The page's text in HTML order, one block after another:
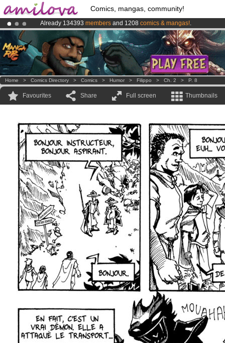
Comics, mangas, community!
Already 134393 members and 1208 comics & mangas!.
AmilovaKickstarter is now LIVE!.
Premium membership from3.95 euros per month !Get membership
Home > Comics Directory > Comics > Humor > Filippo > Ch. 2 > P. 8
Favourites Share Full screen Thumbnails